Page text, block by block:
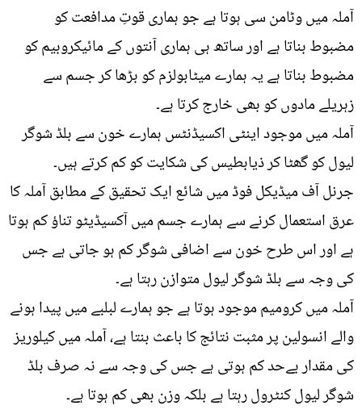
آملہ میں وٹامن سی ہوتا ہے جو ہماری قوتِ مدافعت کو
مضبوط بناتا ہے اور ساتھ ہی ہماری آنتوں کے مائیکروبیم کو
مضبوط بناتا ہے یہ ہمارے میٹابولزم کو بڑھا کر جسم سے
زہریلے مادوں کو بھی خارج کرتا ہے۔
آملہ میں موجود اینٹی اکسیڈنٹس ہمارے خون سے بلڈ شوگر
لیول کو گھٹا کر ذیابطیس کی شکایت کو کم کرتے ہیں۔
جرنل آف میڈیکل فوڈ میں شائع ایک تحقیق کے مطابق آملہ کا
عرق استعمال کرنے سے ہمارے جسم میں آکسیڈیٹو تناؤ کم ہوتا
ہے اور اس طرح خون سے اضافی شوگر کم ہو جاتی ہے جس
کی وجہ سے بلڈ شوگر لیول متوازن رہتا ہے۔
آملہ میں کرومیم موجود ہوتا ہے جو ہمارے لبلبے میں پیدا ہونے
والے انسولین پر مثبت نتائج کا باعث بنتا ہے، آملہ میں کیلوریز
کی مقدار بےحد کم ہوتی ہے جس کی وجہ سے نہ صرف بلڈ
شوگر لیول کنٹرول رہتا ہے بلکہ وزن بھی کم ہوتا ہے۔